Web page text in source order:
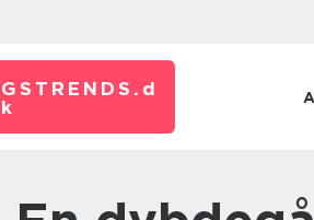
d
k